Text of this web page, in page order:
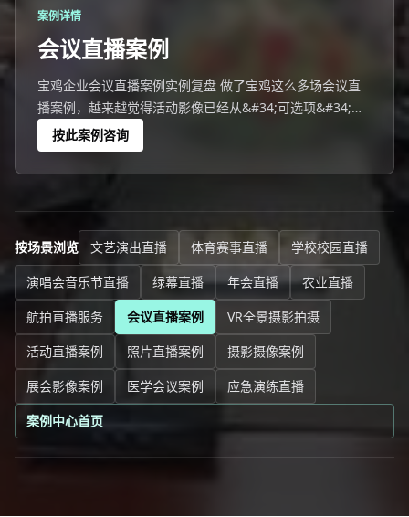
案例详情
会议直播案例
宝鸡企业会议直播案例实例复盘 做了宝鸡这么多场会议直
播案例，越来越觉得活动影像已经从&#34;可选项&#34;变
成&#34;竞争力&#34;了。
按此案例咨询
按场景浏览 文艺演出直播 体育赛事直播
学校校园直播
演唱会音乐节直播
绿幕直播 年会直播
农业直播
航拍直播服务
会议直播案例
VR全景摄影拍摄
活动直播案例
照片直播案例
摄影摄像案例
展会影像案例
医学会议案例
应急演练直播
案例中心首页